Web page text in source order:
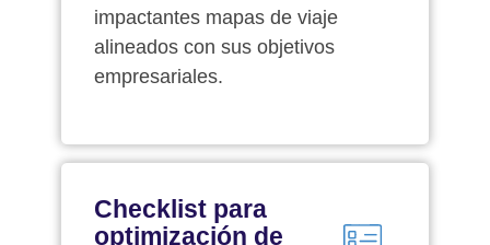
impactantes mapas de viaje
alineados con sus objetivos
empresariales.
Checklist para
optimización de